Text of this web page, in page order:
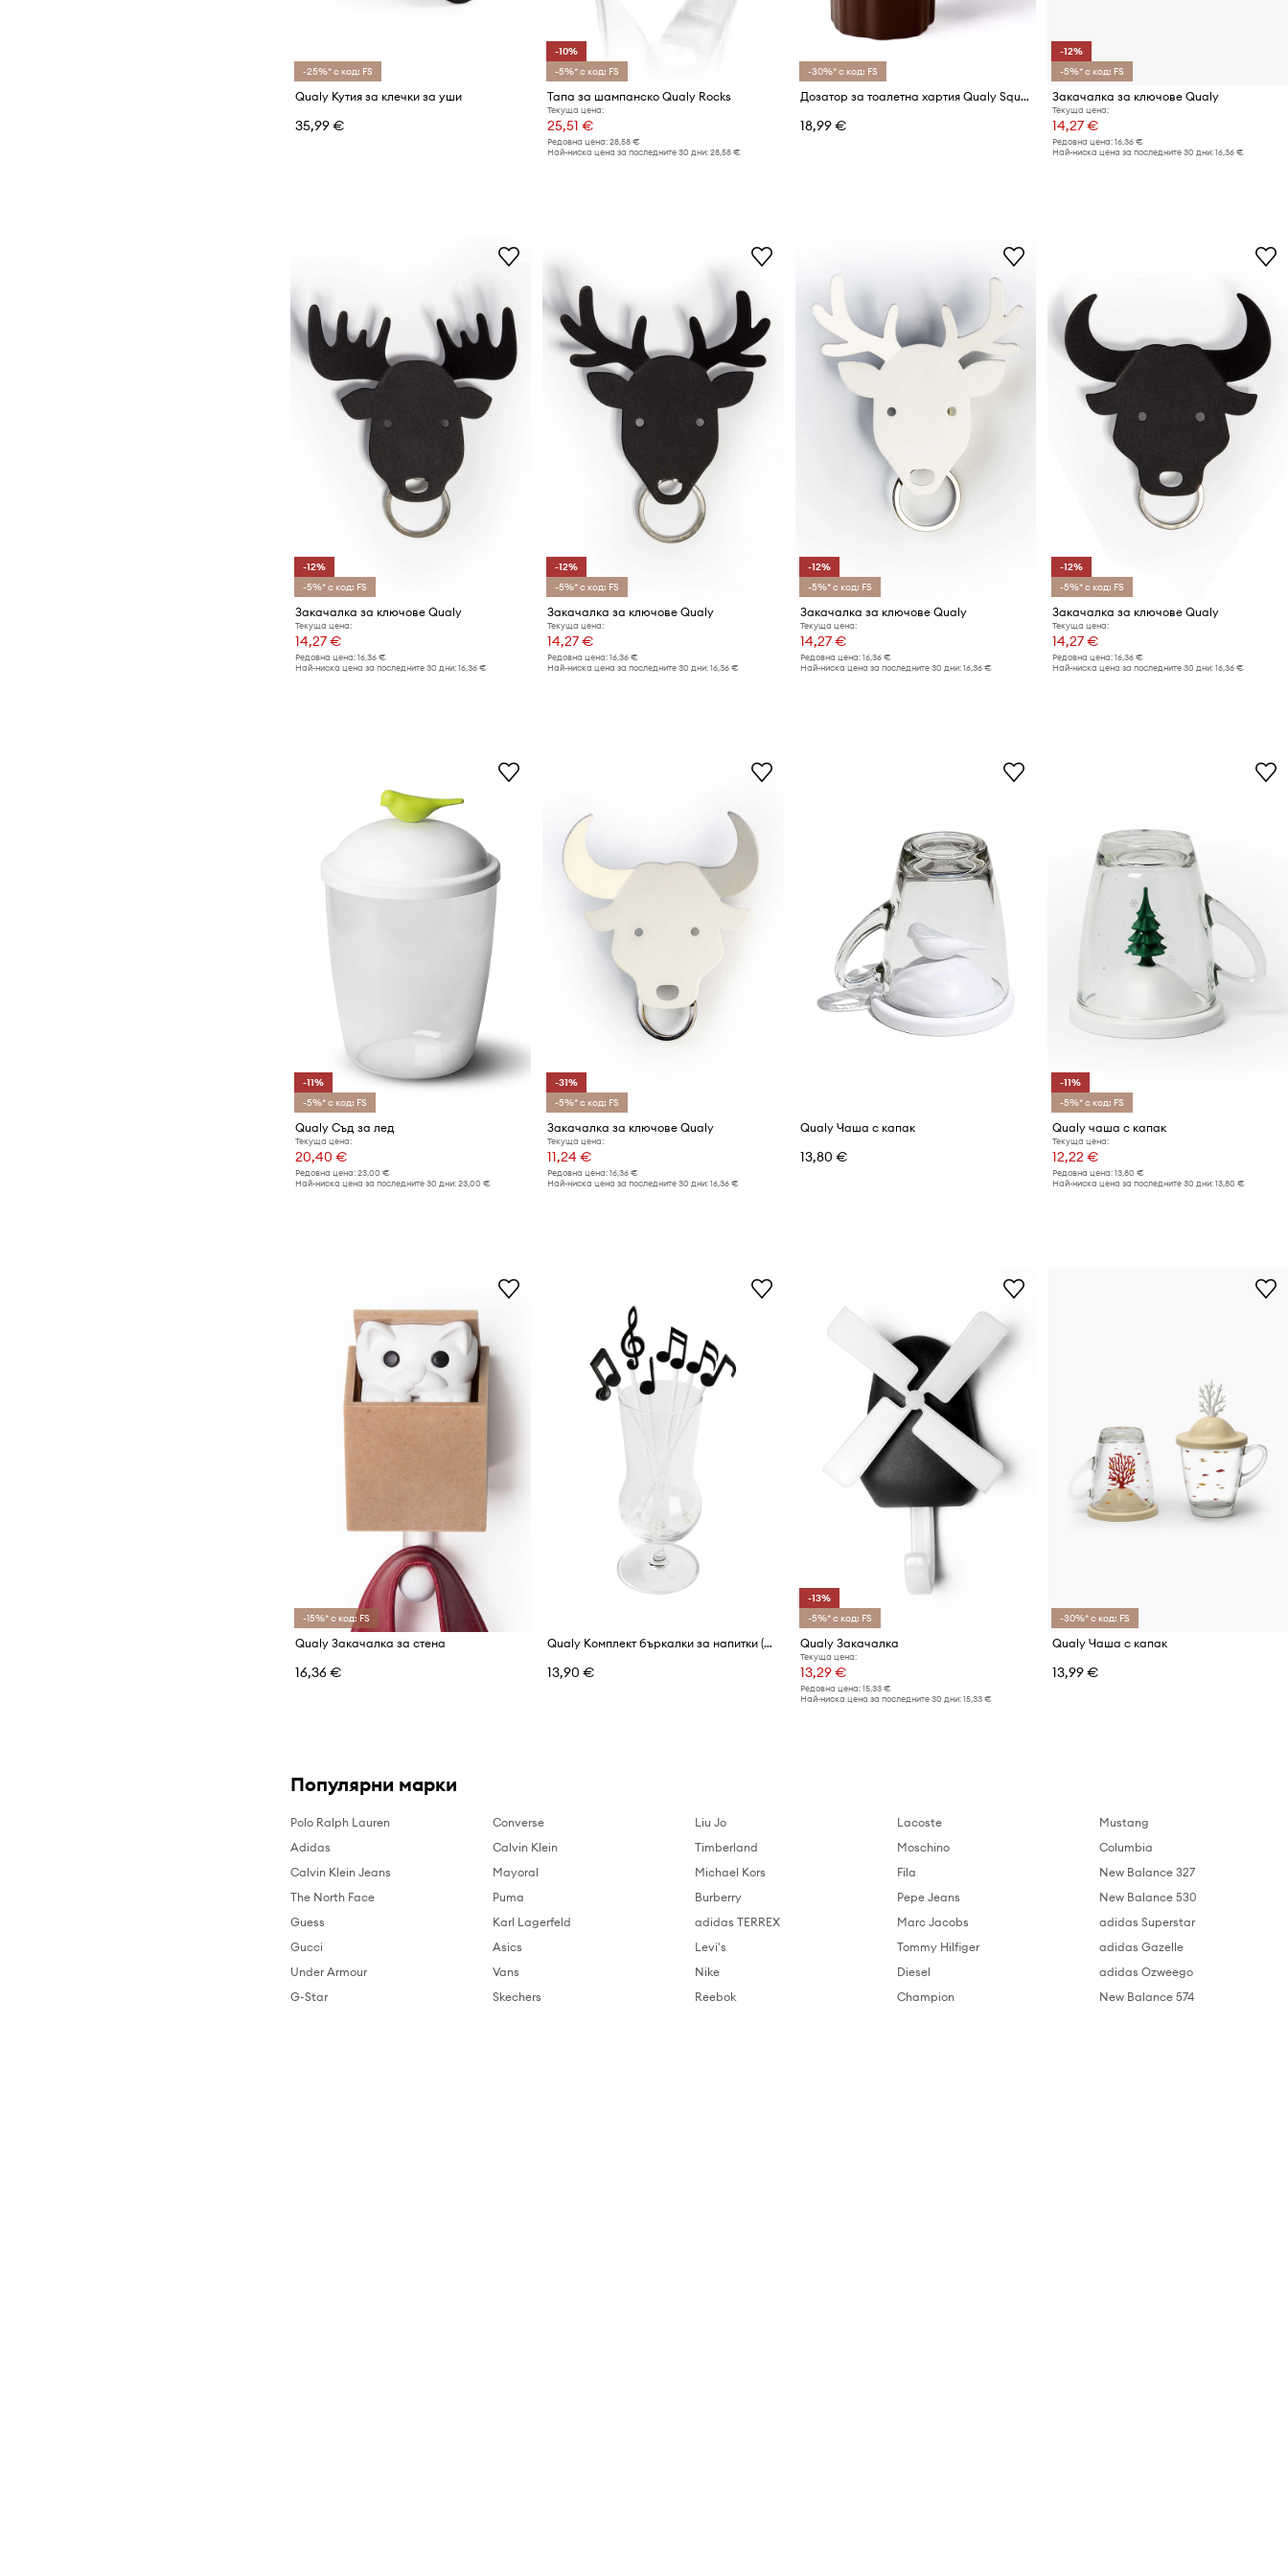
-25%* с код: FS
Qualy Кутия за клечки за уши
35,99 €
-10%
-5%* с код: FS
Тапа за шампанско Qualy Rocks
Текуща цена:
25,51 €
Редовна цена: 28,58 €
Най-ниска цена за последните 30 дни: 28,58 €
-30%* с код: FS
Дозатор за тоалетна хартия Qualy Squirrel Tissue Log
18,99 €
-12%
-5%* с код: FS
Закачалка за ключове Qualy
Текуща цена:
14,27 €
Редовна цена: 16,36 €
Най-ниска цена за последните 30 дни: 16,36 €
-12%
-5%* с код: FS
Закачалка за ключове Qualy
Текуща цена:
14,27 €
Редовна цена: 16,36 €
Най-ниска цена за последните 30 дни: 16,36 €
-12%
-5%* с код: FS
Закачалка за ключове Qualy
Текуща цена:
14,27 €
Редовна цена: 16,36 €
Най-ниска цена за последните 30 дни: 16,36 €
-12%
-5%* с код: FS
Закачалка за ключове Qualy
Текуща цена:
14,27 €
Редовна цена: 16,36 €
Най-ниска цена за последните 30 дни: 16,36 €
-12%
-5%* с код: FS
Закачалка за ключове Qualy
Текуща цена:
14,27 €
Редовна цена: 16,36 €
Най-ниска цена за последните 30 дни: 16,36 €
-11%
-5%* с код: FS
Qualy Съд за лед
Текуща цена:
20,40 €
Редовна цена: 23,00 €
Най-ниска цена за последните 30 дни: 23,00 €
-31%
-5%* с код: FS
Закачалка за ключове Qualy
Текуща цена:
11,24 €
Редовна цена: 16,36 €
Най-ниска цена за последните 30 дни: 16,36 €
Qualy Чаша с капак
13,80 €
-11%
-5%* с код: FS
Qualy чаша с капак
Текуща цена:
12,22 €
Редовна цена: 13,80 €
Най-ниска цена за последните 30 дни: 13,80 €
-15%* с код: FS
Qualy Закачалка за стена
16,36 €
Qualy Комплект бъркалки за напитки (6 броя)
13,90 €
-13%
-5%* с код: FS
Qualy Закачалка
Текуща цена:
13,29 €
Редовна цена: 15,33 €
Най-ниска цена за последните 30 дни: 15,33 €
-30%* с код: FS
Qualy Чаша с капак
13,99 €
Популярни марки
Polo Ralph Lauren
Adidas
Calvin Klein Jeans
The North Face
Guess
Gucci
Under Armour
G-Star
Converse
Calvin Klein
Mayoral
Puma
Karl Lagerfeld
Asics
Vans
Skechers
Liu Jo
Timberland
Michael Kors
Burberry
adidas TERREX
Levi's
Nike
Reebok
Lacoste
Moschino
Fila
Pepe Jeans
Marc Jacobs
Tommy Hilfiger
Diesel
Champion
Mustang
Columbia
New Balance 327
New Balance 530
adidas Superstar
adidas Gazelle
adidas Ozweego
New Balance 574